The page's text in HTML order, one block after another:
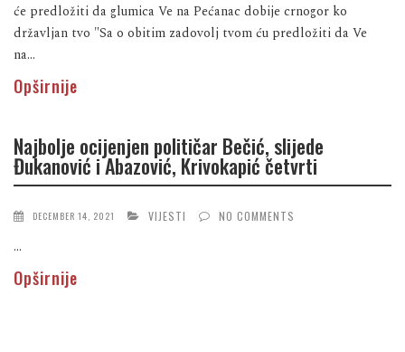
će predložiti da glumica Ve na Pećanac dobije crnogor ko
državljan tvo "Sa o obitim zadovolj tvom ću predložiti da Ve
na...
Opširnije
Najbolje ocijenjen političar Bečić, slijede
Đukanović i Abazović, Krivokapić četvrti
DECEMBER 14, 2021 VIJESTI NO COMMENTS
...
Opširnije